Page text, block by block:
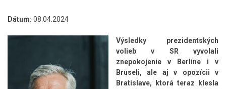
stránky
Dátum: 08.04.2024
Výsledky prezidentských
volieb v SR vyvolali
znepokojenie v Berlíne i v
Bruseli, ale aj v opozícii v
Bratislave, ktorá teraz klesla